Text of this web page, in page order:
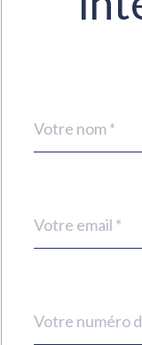
par
*
*
*